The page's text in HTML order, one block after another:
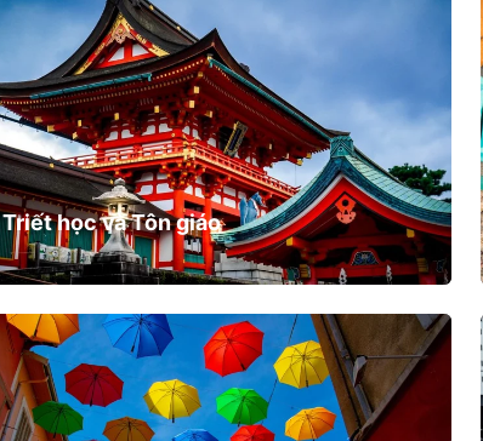
Triết học và Tôn giáo